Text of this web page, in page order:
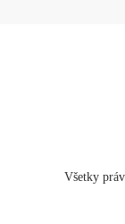
Všetky